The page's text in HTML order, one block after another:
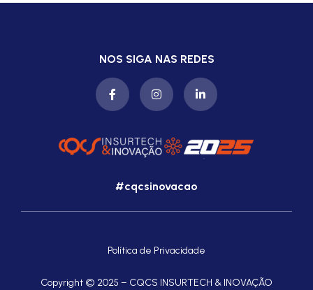
NOS SIGA NAS REDES
#cqcsinovacao
Política de Privacidade
Copyright © 2025 – CQCS INSURTECH & INOVAÇÃO